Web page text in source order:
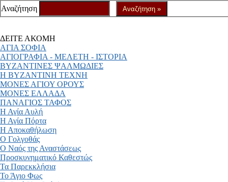
Αναζήτηση
ΔΕΙΤΕ ΑΚΟΜΗ
ΑΓΙΑ ΣΟΦΙΑ
ΑΓΙΟΓΡΑΦΙΑ - ΜΕΛΕΤΗ - ΙΣΤΟΡΙΑ
ΒΥΖΑΝΤΙΝΕΣ ΨΑΛΜΩΔΙΕΣ
Η ΒΥΖΑΝΤΙΝΗ ΤΕΧΝΗ
ΜΟΝΕΣ ΑΓΙΟΥ ΟΡΟΥΣ
ΜΟΝΕΣ ΕΛΛΑΔΑ
ΠΑΝΑΓΙΟΣ ΤΑΦΟΣ
Η Αγία Αυλή
Η Αγία Πόρτα
Η Αποκαθήλωση
Ο Γολγοθάς
Ο Ναός της Αναστάσεως
Προσκυνηματικό Καθεστώς
Τα Παρεκκλήσια
Το Άγιο Φως